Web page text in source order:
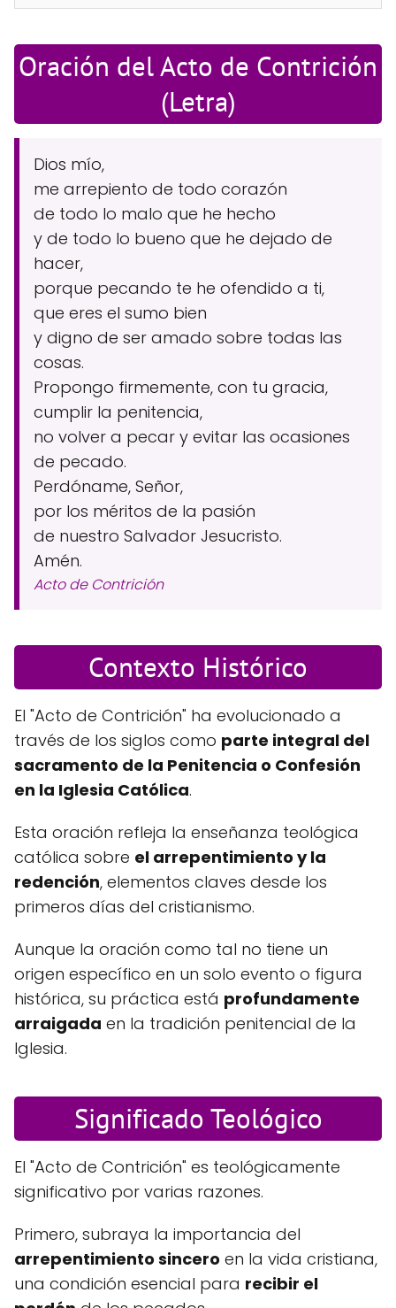
Oración del Acto de Contrición
(Letra)
Dios mío,
me arrepiento de todo corazón
de todo lo malo que he hecho
y de todo lo bueno que he dejado de
hacer,
porque pecando te he ofendido a ti,
que eres el sumo bien
y digno de ser amado sobre todas las
cosas.
Propongo firmemente, con tu gracia,
cumplir la penitencia,
no volver a pecar y evitar las ocasiones
de pecado.
Perdóname, Señor,
por los méritos de la pasión
de nuestro Salvador Jesucristo.
Amén.
Acto de Contrición
Contexto Histórico
El "Acto de Contrición" ha evolucionado a
través de los siglos como parte integral del
sacramento de la Penitencia o Confesión
en la Iglesia Católica.
Esta oración refleja la enseñanza teológica
católica sobre el arrepentimiento y la
redención, elementos claves desde los
primeros días del cristianismo.
Aunque la oración como tal no tiene un
origen específico en un solo evento o figura
histórica, su práctica está profundamente
arraigada en la tradición penitencial de la
Iglesia.
Significado Teológico
El "Acto de Contrición" es teológicamente
significativo por varias razones.
Primero, subraya la importancia del
arrepentimiento sincero en la vida cristiana,
una condición esencial para recibir el